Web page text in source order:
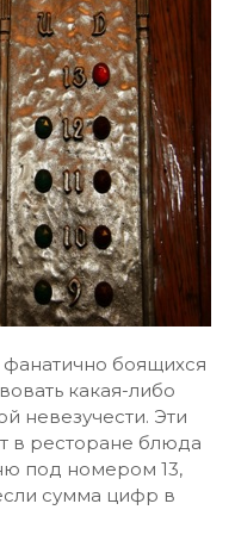
боящихся
какая-либо
невезучести. Эти
в ресторане блюда
под номером 13,
сумма цифр в